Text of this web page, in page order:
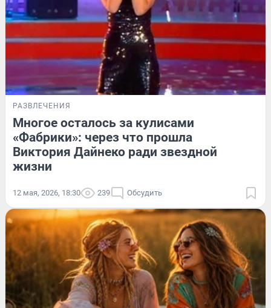
РАЗВЛЕЧЕНИЯ
Многое осталось за кулисами
«Фабрики»: через что прошла
Виктория Дайнеко ради звездной
жизни
12 мая, 2026, 18:30 239 Обсудить